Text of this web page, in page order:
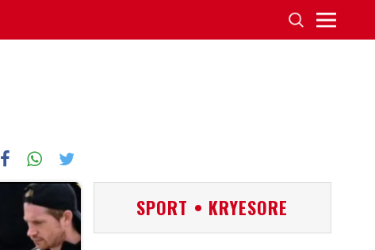
SPORT • KRYESORE